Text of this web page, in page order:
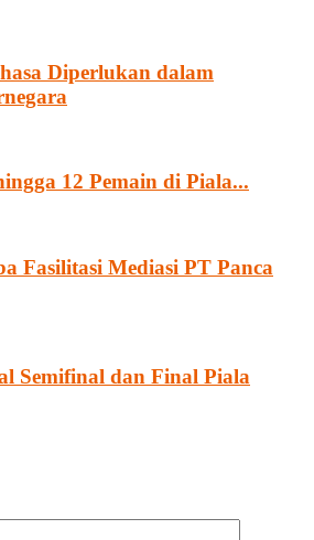
Diperlukan dalam
12 Pemain di Piala...
Fasilitasi Mediasi PT Panca
Semifinal dan Final Piala